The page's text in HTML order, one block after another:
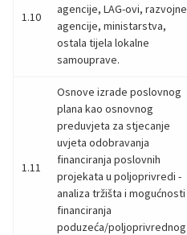
1.10
agencije, LAG-ovi, razvojne
agencije, ministarstva,
ostala tijela lokalne
samouprave.
1.11
Osnove izrade poslovnog
plana kao osnovnog
preduvjeta za stjecanje
uvjeta odobravanja
financiranja poslovnih
projekata u poljoprivredi -
analiza tržišta i mogućnosti
financiranja
poduzeća/poljoprivrednog